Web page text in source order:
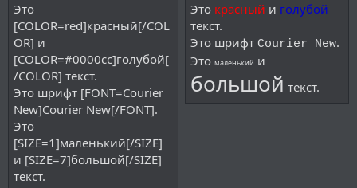
Это
[COLOR=red]красный[/COL
OR] и
[COLOR=#0000cc]голубой[
/COLOR] текст.
Это шрифт [FONT=Courier
New]Courier New[/FONT].
Это
[SIZE=1]маленький[/SIZE]
и [SIZE=7]большой[/SIZE]
текст.
Это красный и голубой
текст.
Это шрифт Courier New.
Это маленький и
большой текст.